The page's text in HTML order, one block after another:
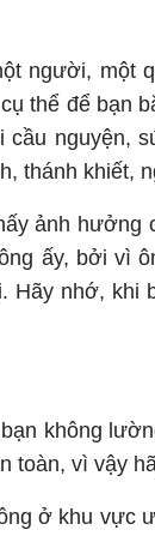
người, một
thể để bạn
nguyện,
thánh khiết,
ảnh hưởng
ấy, bởi vì
Hãy nhớ, khi
không
toàn, vì vậy
ở khu vực